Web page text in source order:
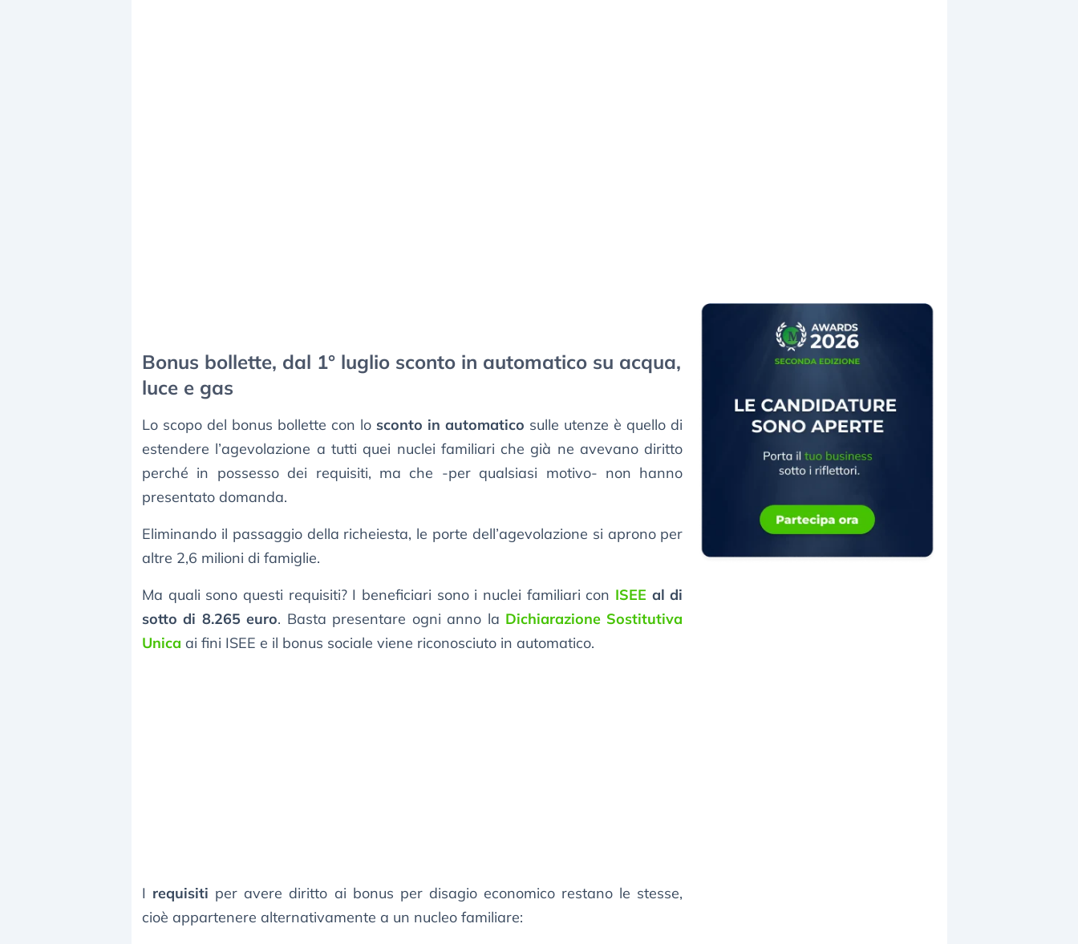
Bonus bollette, dal 1° luglio sconto in automatico su acqua,
luce e gas
Lo scopo del bonus bollette con lo sconto in automatico sulle utenze è quello di
estendere l’agevolazione a tutti quei nuclei familiari che già ne avevano diritto
perché in possesso dei requisiti, ma che -per qualsiasi motivo- non hanno
presentato domanda.
Eliminando il passaggio della richeiesta, le porte dell’agevolazione si aprono per
altre 2,6 milioni di famiglie.
Ma quali sono questi requisiti? I beneficiari sono i nuclei familiari con ISEE al di
sotto di 8.265 euro. Basta presentare ogni anno la Dichiarazione Sostitutiva
Unica ai fini ISEE e il bonus sociale viene riconosciuto in automatico.
I requisiti per avere diritto ai bonus per disagio economico restano le stesse,
cioè appartenere alternativamente a un nucleo familiare: